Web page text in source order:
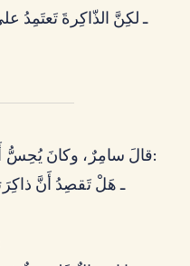
ـ لكِنَّ الذّاكِرةَ تَعتَمِدُ
قالَ سامِرٌ، وكانَ يُحِسُّ أَنَّهُ يَلمِسُ شَيئًا يَخُصُّهُ هُوَ بِالذّاتِ:
ـ هَلْ تَقصِدُ أَنَّ